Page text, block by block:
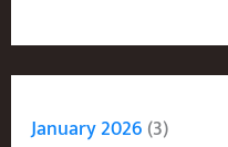
January 2026 (3)